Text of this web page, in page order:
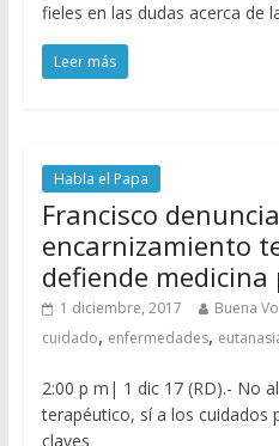
fieles en las dudas acerca de
Leer más
Habla el Papa
Francisco
encarnizamiento
defiende
1 diciembre, 2017 Buena
cuidado, enfermedades,
2:00 p m| 1 dic 17 (RD).- No
terapéutico, sí a los cuidados
claves